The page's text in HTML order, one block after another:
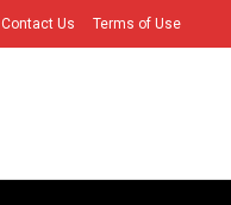
Contact Us Terms of Use